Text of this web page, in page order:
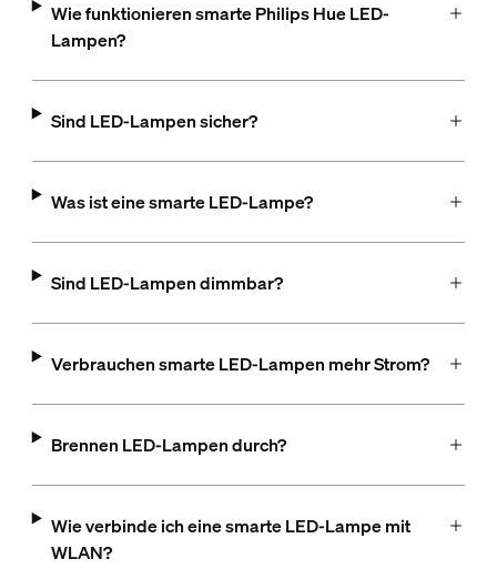
Wie funktionieren smarte Philips Hue LED-
Lampen?
Sind LED-Lampen sicher?
Was ist eine smarte LED-Lampe?
Sind LED-Lampen dimmbar?
Verbrauchen smarte LED-Lampen mehr Strom?
Brennen LED-Lampen durch?
Wie verbinde ich eine smarte LED-Lampe mit
WLAN?